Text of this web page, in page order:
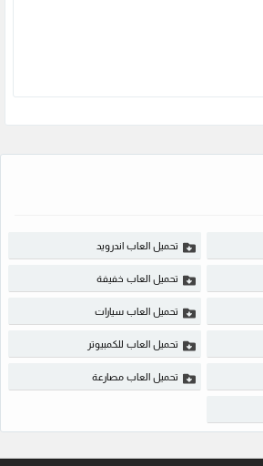
تحميل العاب اندرويد
تحميل العاب خفيفة
تحميل العاب سيارات
تحميل العاب للكمبيوتر
تحميل العاب مصارعة